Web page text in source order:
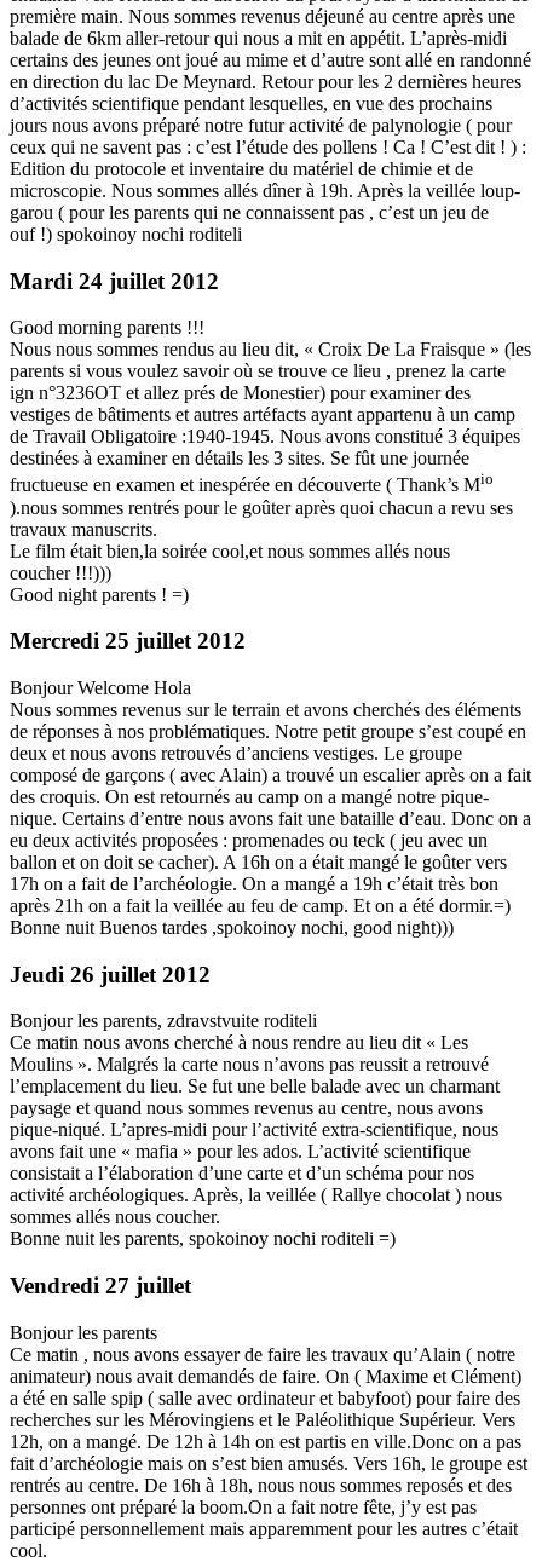
première main. Nous sommes revenus déjeuné au centre après une
balade de 6km aller-retour qui nous a mit en appétit. L’après-midi
certains des jeunes ont joué au mime et d’autre sont allé en randonné
en direction du lac De Meynard. Retour pour les 2 dernières heures
d’activités scientifique pendant lesquelles, en vue des prochains
jours nous avons préparé notre futur activité de palynologie ( pour
ceux qui ne savent pas : c’est l’étude des pollens ! Ca ! C’est dit ! ) :
Edition du protocole et inventaire du matériel de chimie et de
microscopie. Nous sommes allés dîner à 19h. Après la veillée loup-
garou ( pour les parents qui ne connaissent pas , c’est un jeu de
ouf !) spokoinoy nochi roditeli
Mardi 24 juillet 2012
Good morning parents !!!
Nous nous sommes rendus au lieu dit, « Croix De La Fraisque » (les
parents si vous voulez savoir où se trouve ce lieu , prenez la carte
ign n°3236OT et allez prés de Monestier) pour examiner des
vestiges de bâtiments et autres artéfacts ayant appartenu à un camp
de Travail Obligatoire :1940-1945. Nous avons constitué 3 équipes
destinées à examiner en détails les 3 sites. Se fût une journée
fructueuse en examen et inespérée en découverte ( Thank’s Mio
).nous sommes rentrés pour le goûter après quoi chacun a revu ses
travaux manuscrits.
Le film était bien,la soirée cool,et nous sommes allés nous
coucher !!!)))
Good night parents ! =)
Mercredi 25 juillet 2012
Bonjour Welcome Hola
Nous sommes revenus sur le terrain et avons cherchés des éléments
de réponses à nos problématiques. Notre petit groupe s’est coupé en
deux et nous avons retrouvés d’anciens vestiges. Le groupe
composé de garçons ( avec Alain) a trouvé un escalier après on a fait
des croquis. On est retournés au camp on a mangé notre pique-
nique. Certains d’entre nous avons fait une bataille d’eau. Donc on a
eu deux activités proposées : promenades ou teck ( jeu avec un
ballon et on doit se cacher). A 16h on a était mangé le goûter vers
17h on a fait de l’archéologie. On a mangé a 19h c’était très bon
après 21h on a fait la veillée au feu de camp. Et on a été dormir.=)
Bonne nuit Buenos tardes ,spokoinoy nochi, good night)))
Jeudi 26 juillet 2012
Bonjour les parents, zdravstvuite roditeli
Ce matin nous avons cherché à nous rendre au lieu dit « Les
Moulins ». Malgrés la carte nous n’avons pas reussit a retrouvé
l’emplacement du lieu. Se fut une belle balade avec un charmant
paysage et quand nous sommes revenus au centre, nous avons
pique-niqué. L’apres-midi pour l’activité extra-scientifique, nous
avons fait une « mafia » pour les ados. L’activité scientifique
consistait a l’élaboration d’une carte et d’un schéma pour nos
activité archéologiques. Après, la veillée ( Rallye chocolat ) nous
sommes allés nous coucher.
Bonne nuit les parents, spokoinoy nochi roditeli =)
Vendredi 27 juillet
Bonjour les parents
Ce matin , nous avons essayer de faire les travaux qu’Alain ( notre
animateur) nous avait demandés de faire. On ( Maxime et Clément)
a été en salle spip ( salle avec ordinateur et babyfoot) pour faire des
recherches sur les Mérovingiens et le Paléolithique Supérieur. Vers
12h, on a mangé. De 12h à 14h on est partis en ville.Donc on a pas
fait d’archéologie mais on s’est bien amusés. Vers 16h, le groupe est
rentrés au centre. De 16h à 18h, nous nous sommes reposés et des
personnes ont préparé la boom.On a fait notre fête, j’y est pas
participé personnellement mais apparemment pour les autres c’était
cool.